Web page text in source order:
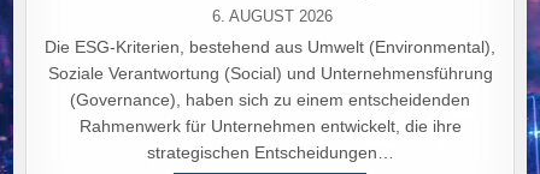
6. AUGUST 2026
Die ESG-Kriterien, bestehend aus Umwelt (Environmental),
Soziale Verantwortung (Social) und Unternehmensführung
(Governance), haben sich zu einem entscheidenden
Rahmenwerk für Unternehmen entwickelt, die ihre
strategischen Entscheidungen…